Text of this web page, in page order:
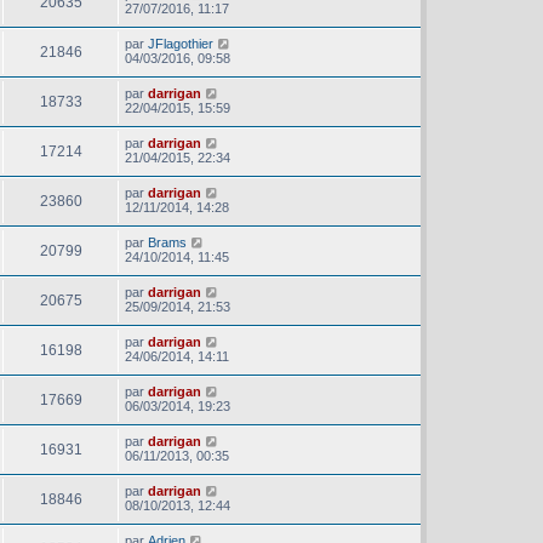
27/07/2016, 11:17
21846 par JFlagothier
04/03/2016, 09:58
18733 par darrigan
22/04/2015, 15:59
17214 par darrigan
21/04/2015, 22:34
23860 par darrigan
12/11/2014, 14:28
20799 par Brams
24/10/2014, 11:45
20675 par darrigan
25/09/2014, 21:53
16198 par darrigan
24/06/2014, 14:11
17669 par darrigan
06/03/2014, 19:23
16931 par darrigan
06/11/2013, 00:35
18846 par darrigan
08/10/2013, 12:44
par Adrien